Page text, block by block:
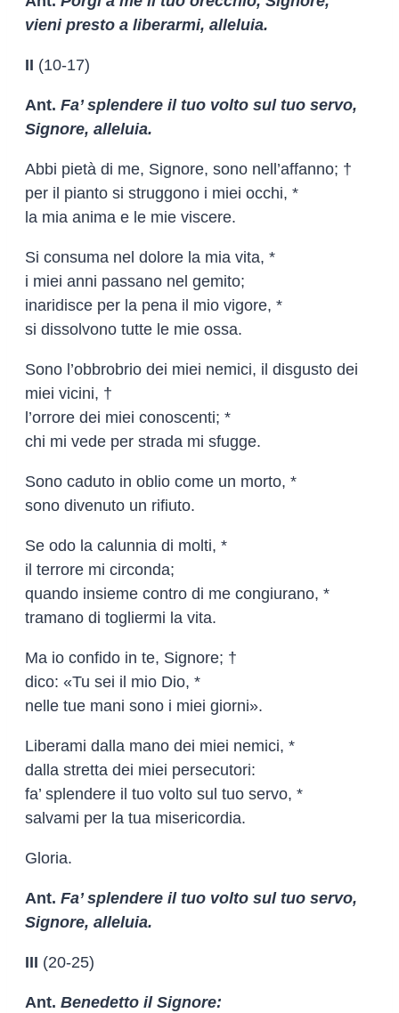
vieni presto a liberarmi, alleluia.
II (10-17)
Ant. Fa’ splendere il tuo volto sul tuo servo,
Signore, alleluia.
Abbi pietà di me, Signore, sono nell’affanno; †
per il pianto si struggono i miei occhi, *
la mia anima e le mie viscere.
Si consuma nel dolore la mia vita, *
i miei anni passano nel gemito;
inaridisce per la pena il mio vigore, *
si dissolvono tutte le mie ossa.
Sono l’obbrobrio dei miei nemici, il disgusto dei
miei vicini, †
l’orrore dei miei conoscenti; *
chi mi vede per strada mi sfugge.
Sono caduto in oblio come un morto, *
sono divenuto un rifiuto.
Se odo la calunnia di molti, *
il terrore mi circonda;
quando insieme contro di me congiurano, *
tramano di togliermi la vita.
Ma io confido in te, Signore; †
dico: «Tu sei il mio Dio, *
nelle tue mani sono i miei giorni».
Liberami dalla mano dei miei nemici, *
dalla stretta dei miei persecutori:
fa’ splendere il tuo volto sul tuo servo, *
salvami per la tua misericordia.
Gloria.
Ant. Fa’ splendere il tuo volto sul tuo servo,
Signore, alleluia.
III (20-25)
Ant. Benedetto il Signore: